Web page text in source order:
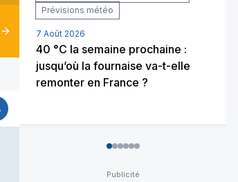
Prévisions météo
7 Août 2026
40 °C la semaine prochaine :
jusqu’où la fournaise va-t-elle
remonter en France ?